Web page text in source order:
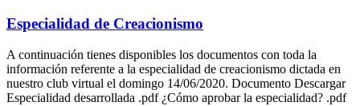
Especialidad de Creacionismo
A continuación tienes disponibles los documentos con toda la
información referente a la especialidad de creacionismo dictada en
nuestro club virtual el domingo 14/06/2020. Documento Descargar
Especialidad desarrollada .pdf ¿Cómo aprobar la especialidad? .pdf